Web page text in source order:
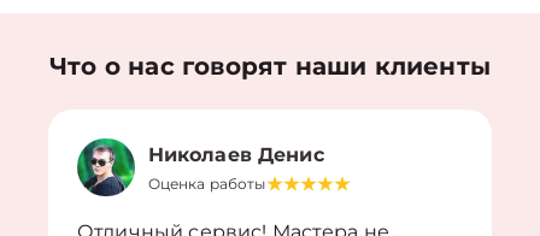
Что о нас говорят наши клиенты
Николаев Денис
Оценка работы